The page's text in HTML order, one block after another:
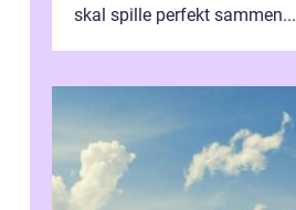
skal spille perfekt sammen...